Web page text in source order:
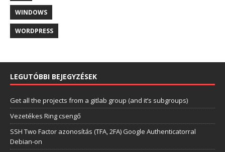
WINDOWS
WORDPRESS
LEGUTÓBBI BEJEGYZÉSEK
Get all the projects from a gitlab group (and it’s subgroups)
Vezetékes Ring csengő
SSH Two Factor azonosítás (TFA, 2FA) Google Authenticatorral
Debian-on